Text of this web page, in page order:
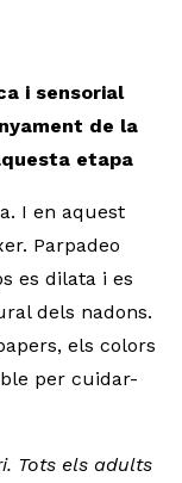
i sensorial
de la
etapa
I en aquest
Parpadeo
es dilata i es
dels nadons.
els colors
per cuidar-
Tots els adults